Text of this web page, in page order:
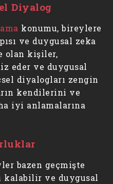
Diyalog
konumu, bireylere
ve duygusal zeka
olan kişiler,
eder ve duygusal
diyalogları zengin
kendilerini ve
iyi anlamalarına
bazen geçmişte
kalabilir ve duygusal